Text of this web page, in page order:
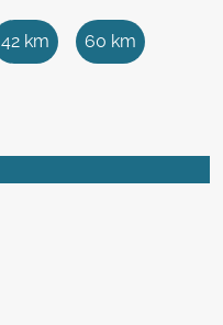
42 km 60 km